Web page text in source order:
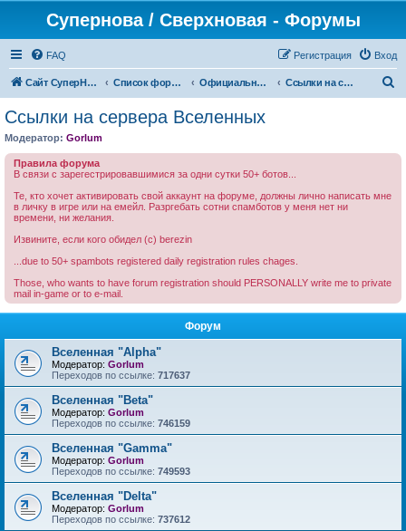
Супернова / Сверхновая - Форумы
FAQ Вход
Регистрация
Сайт СуперНова Список форумов Официальные сервера проекта "Сверхновая" (*.supernova.ws) Ссылки на сервера Вселенных
Ссылки на сервера Вселенных
Модератор: Gorlum
Правила форума
В связи с зарегестрировавшимися за одни сутки 50+ ботов...
Те, кто хочет активировать свой аккаунт на форуме, должны лично написать мне
в личку в игре или на емейл. Разргебать сотни спамботов у меня нет ни
времени, ни желания.
Извините, если кого обидел (c) berezin
...due to 50+ spambots registered daily registration rules chages.
Those, who wants to have forum registration should PERSONALLY write me to private
mail in-game or to e-mail.
Форум
Вселенная "Alpha"
Модератор: Gorlum
Переходов по ссылке: 717637
Вселенная "Beta"
Модератор: Gorlum
Переходов по ссылке: 746159
Вселенная "Gamma"
Модератор: Gorlum
Переходов по ссылке: 749593
Вселенная "Delta"
Модератор: Gorlum
Переходов по ссылке: 737612